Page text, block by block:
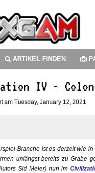
ARTIKEL FINDEN
IV -
am Tuesday, January 12, 2021
Branche ist es derzeit wie
unlängst bereits zu Grabe
Sid Meier) nun im